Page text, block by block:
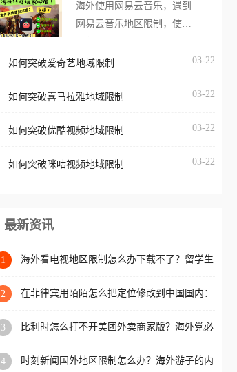
地区无法播放”的提示语。
海外用户如香港、澳门、台
亚、欧洲等国家和地区时，
台一样，出现地区及版权限
地区播放。 遇到这个问题的
区工作、留学、定居等，都
权限制所困扰。
海外使用网易云音乐，遇到
网易云音乐地区限制，使用
在海外打开网易云音乐，却
所在的地区无法播放”的提示
门、台湾、美国、加拿大、
区时，网易云音乐也会像其
回国加速器，即可解决「海
版权限制」的问题，无论人
国、加拿大、澳大利亚、欧
学、定居等，都可以使用，
如何突破爱奇艺地域限制 03-22
如何突破喜马拉雅地域限制 03-22
如何突破优酷视频地域限制 03-22
如何突破咪咕视频地域限制 03-22
最新资讯
1
海外看电视地区限制怎么办下载不了？留学生
2
在菲律宾用陌陌怎么把定位修改到中国国内：
3
比利时怎么打不开美团外卖商家版？海外党必
4
时刻新闻国外地区限制怎么办？海外游子的内